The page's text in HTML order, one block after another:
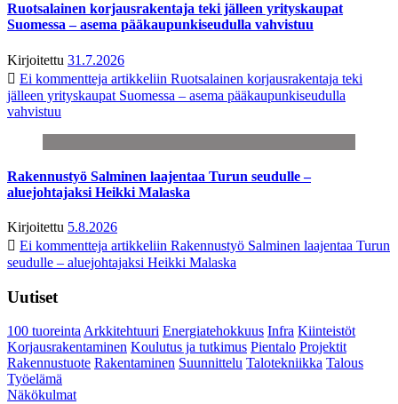
Ruotsalainen korjausrakentaja teki jälleen yrityskaupat
Suomessa – asema pääkaupunkiseudulla vahvistuu
Kirjoitettu 31.7.2026
Ei kommentteja artikkeliin Ruotsalainen korjausrakentaja teki
jälleen yrityskaupat Suomessa – asema pääkaupunkiseudulla
vahvistuu
Rakennustyö Salminen laajentaa Turun seudulle –
aluejohtajaksi Heikki Malaska
Kirjoitettu 5.8.2026
Ei kommentteja artikkeliin Rakennustyö Salminen laajentaa Turun
seudulle – aluejohtajaksi Heikki Malaska
Uutiset
100 tuoreintaArkkitehtuuri Energiatehokkuus Infra Kiinteistöt
Korjausrakentaminen Koulutus ja tutkimus Pientalo Projektit
Rakennustuote Rakentaminen Suunnittelu Talotekniikka Talous
Työelämä
Näkökulmat